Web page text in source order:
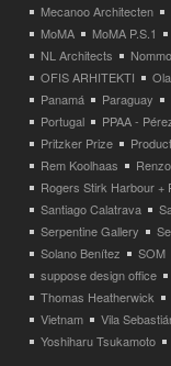
Mecanoo Architecten
MoMA
MoMA P.S.1
NL Architects
OFIS ARHITEKTI
Panamá
Paraguay
Portugal
PPAA -
Pritzker Prize
Rem Koolhaas
Rogers Stirk Harbour +
Santiago Calatrava
Serpentine Gallery
Solano Benítez
SOM
suppose design office
Thomas Heatherwick
Vietnam
Vila
Yoshiharu Tsukamoto